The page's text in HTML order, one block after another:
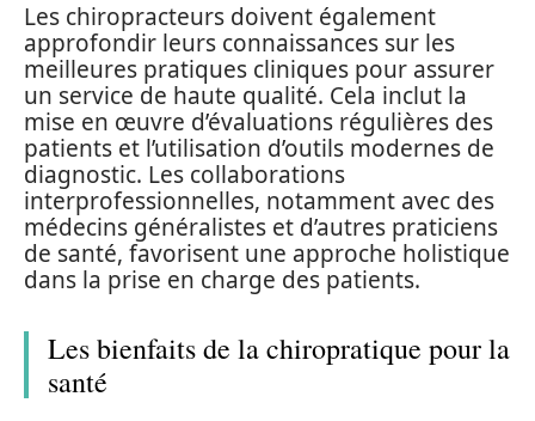
Les chiropracteurs doivent également
approfondir leurs connaissances sur les
meilleures pratiques cliniques pour assurer
un service de haute qualité. Cela inclut la
mise en œuvre d’évaluations régulières des
patients et l’utilisation d’outils modernes de
diagnostic. Les collaborations
interprofessionnelles, notamment avec des
médecins généralistes et d’autres praticiens
de santé, favorisent une approche holistique
dans la prise en charge des patients.
Les bienfaits de la chiropratique pour la
santé